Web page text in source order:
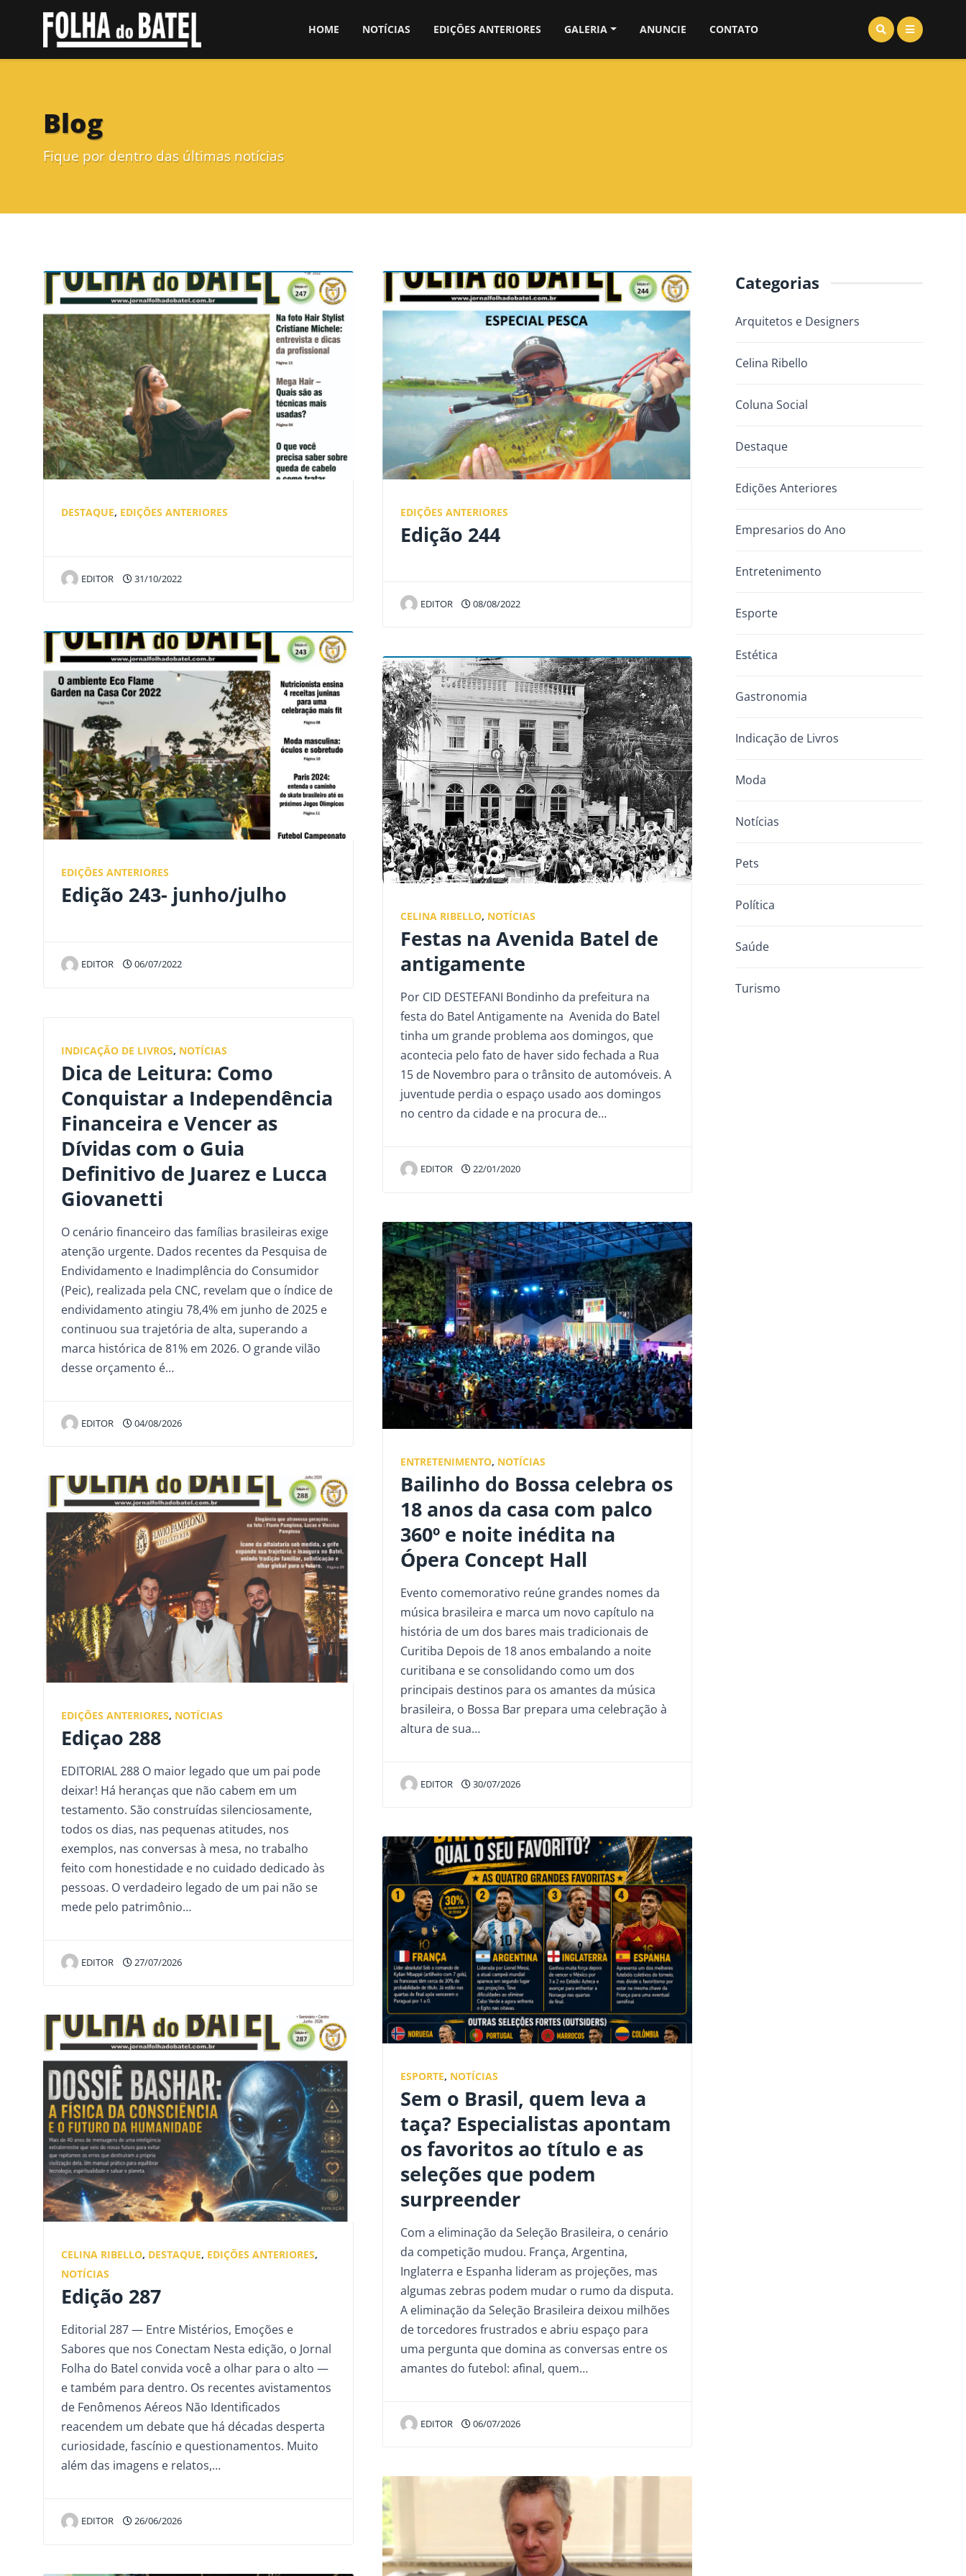
HOME NOTÍCIAS EDIÇÕES ANTERIORES GALERIA ANUNCIE CONTATO
Blog
Fique por dentro das últimas notícias
DESTAQUE, EDIÇÕES ANTERIORES
EDITOR 31/10/2022
EDIÇÕES ANTERIORES
Edição 243- junho/julho
EDITOR 06/07/2022
INDICAÇÃO DE LIVROS, NOTÍCIAS
Dica de Leitura: Como
Conquistar a Independência
Financeira e Vencer as
Dívidas com o Guia
Definitivo de Juarez e Lucca
Giovanetti
O cenário financeiro das famílias brasileiras exige
atenção urgente. Dados recentes da Pesquisa de
Endividamento e Inadimplência do Consumidor
(Peic), realizada pela CNC, revelam que o índice de
endividamento atingiu 78,4% em junho de 2025 e
continuou sua trajetória de alta, superando a
marca histórica de 81% em 2026. O grande vilão
desse orçamento é…
EDITOR 04/08/2026
EDIÇÕES ANTERIORES, NOTÍCIAS
Ediçao 288
EDITORIAL 288 O maior legado que um pai pode
deixar! Há heranças que não cabem em um
testamento. São construídas silenciosamente,
todos os dias, nas pequenas atitudes, nos
exemplos, nas conversas à mesa, no trabalho
feito com honestidade e no cuidado dedicado às
pessoas. O verdadeiro legado de um pai não se
mede pelo patrimônio…
EDITOR 27/07/2026
CELINA RIBELLO, DESTAQUE, EDIÇÕES ANTERIORES,
NOTÍCIAS
Edição 287
Editorial 287 — Entre Mistérios, Emoções e
Sabores que nos Conectam Nesta edição, o Jornal
Folha do Batel convida você a olhar para o alto —
e também para dentro. Os recentes avistamentos
de Fenômenos Aéreos Não Identificados
reacendem um debate que há décadas desperta
curiosidade, fascínio e questionamentos. Muito
além das imagens e relatos,…
EDITOR 26/06/2026
EDIÇÕES ANTERIORES
Edição 244
EDITOR 08/08/2022
CELINA RIBELLO, NOTÍCIAS
Festas na Avenida Batel de
antigamente
Por CID DESTEFANI Bondinho da prefeitura na
festa do Batel Antigamente na Avenida do Batel
tinha um grande problema aos domingos, que
acontecia pelo fato de haver sido fechada a Rua
15 de Novembro para o trânsito de automóveis. A
juventude perdia o espaço usado aos domingos
no centro da cidade e na procura de…
EDITOR 22/01/2020
ENTRETENIMENTO, NOTÍCIAS
Bailinho do Bossa celebra os
18 anos da casa com palco
360º e noite inédita na
Ópera Concept Hall
Evento comemorativo reúne grandes nomes da
música brasileira e marca um novo capítulo na
história de um dos bares mais tradicionais de
Curitiba Depois de 18 anos embalando a noite
curitibana e se consolidando como um dos
principais destinos para os amantes da música
brasileira, o Bossa Bar prepara uma celebração à
altura de sua…
EDITOR 30/07/2026
ESPORTE, NOTÍCIAS
Sem o Brasil, quem leva a
taça? Especialistas apontam
os favoritos ao título e as
seleções que podem
surpreender
Com a eliminação da Seleção Brasileira, o cenário
da competição mudou. França, Argentina,
Inglaterra e Espanha lideram as projeções, mas
algumas zebras podem mudar o rumo da disputa.
A eliminação da Seleção Brasileira deixou milhões
de torcedores frustrados e abriu espaço para
uma pergunta que domina as conversas entre os
amantes do futebol: afinal, quem…
EDITOR 06/07/2026
Categorias
Arquitetos e Designers
Celina Ribello
Coluna Social
Destaque
Edições Anteriores
Empresarios do Ano
Entretenimento
Esporte
Estética
Gastronomia
Indicação de Livros
Moda
Notícias
Pets
Política
Saúde
Turismo